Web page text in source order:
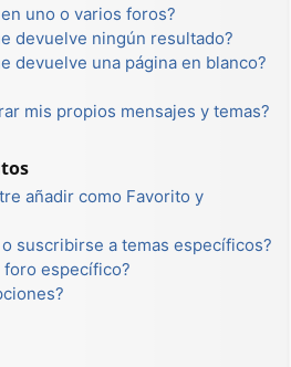
uno o varios foros?
devuelve ningún resultado?
devuelve una página en blanco?
mis propios mensajes y temas?
añadir como Favorito y
suscribirse a temas específicos?
foro específico?